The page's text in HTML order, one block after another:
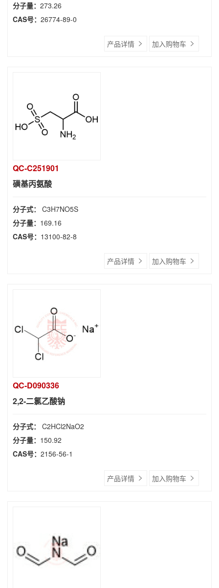
分子量： 273.26
CAS号： 26774-89-0
产品详情 加入购物车
QC-C251901
磺基丙氨酸
分子式： C3H7NO5S
分子量： 169.16
CAS号： 13100-82-8
产品详情 加入购物车
QC-D090336
2,2-二氯乙酸钠
分子式： C2HCl2NaO2
分子量： 150.92
CAS号： 2156-56-1
产品详情 加入购物车